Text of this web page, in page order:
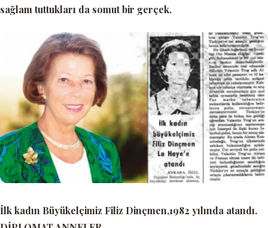
sağlam tuttukları da somut bir gerçek.
İlk kadın Büyükelçimiz Filiz Dinçmen,1982 yılında atandı.